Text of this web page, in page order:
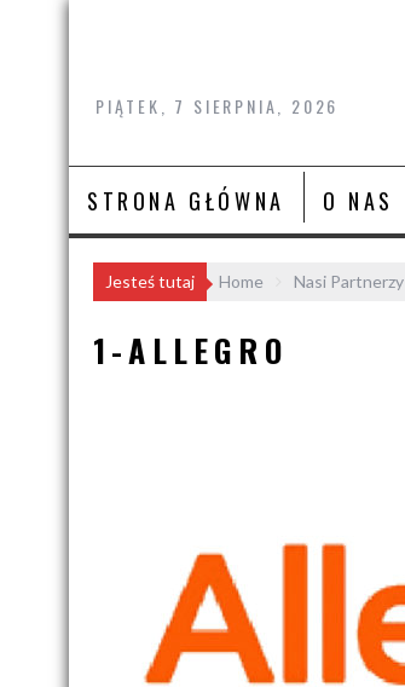
Skip
PIĄTEK, 7 SIERPNIA, 2026
STRONA GŁÓWNA O NAS
Jesteś tutaj Home Nasi Partnerzy
1-ALLEGRO